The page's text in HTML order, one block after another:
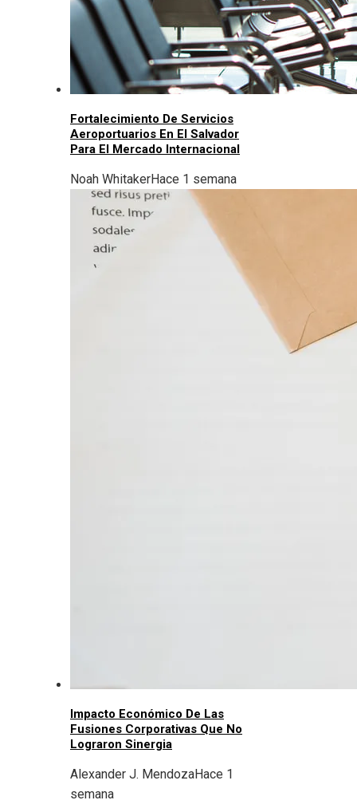
Fortalecimiento De Servicios
Aeroportuarios En El Salvador
Para El Mercado Internacional
Noah WhitakerHace 1 semana
Impacto Económico De Las
Fusiones Corporativas Que No
Lograron Sinergia
Alexander J. MendozaHace 1
semana